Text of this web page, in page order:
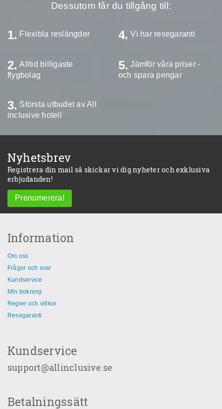
Dessutom får du tillgång till:
1. Flexibla reslängder
2. Alltid billigaste
flygbolag
3. Största utbudet av All
inclusive hotell
4. Vi har resegaranti
5. Jämför våra priser -
och spara pengar
Nyhetsbrev
Registrera din mail så skickar vi dig nyheter och exklusiva
erbjudanden!
Prenumerera!
Information
Om oss
Frågor och svar
Kundservice
Min bokning
Regler och villkor
Resegaranti
Kundservice
support@allinclusive.se
Betalningssätt